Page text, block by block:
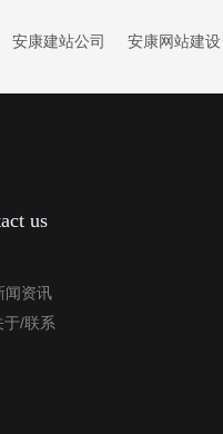
安康建站公司 安康网站建设
us
闻资讯
于/联系